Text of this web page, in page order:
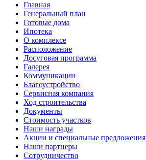
Главная
Генеральный план
Готовые дома
Ипотека
О комплексе
Расположение
Досуговая программа
Галерея
Коммуникации
Благоустройство
Сервисная компания
Ход строительства
Документы
Стоимость участков
Наши награды
Акции и специальные предложения
Наши партнеры
Сотрудничество